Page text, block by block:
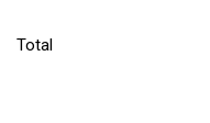
Total